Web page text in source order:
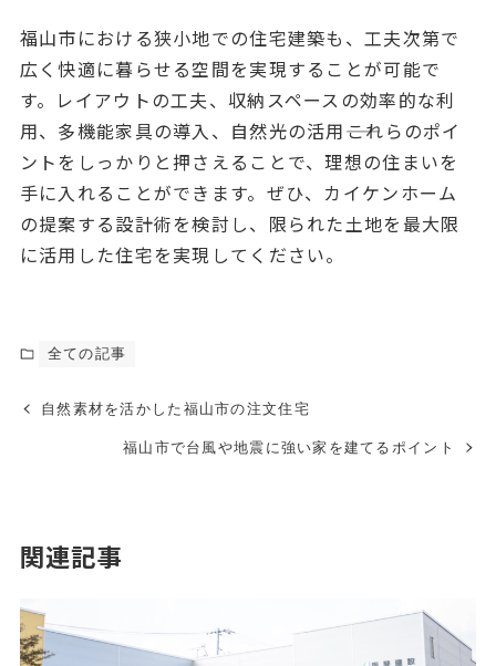
福山市における狭小地での住宅建築も、工夫次第で
広く快適に暮らせる空間を実現することが可能で
す。レイアウトの工夫、収納スペースの効率的な利
用、多機能家具の導入、自然光の活用――これらのポイ
ントをしっかりと押さえることで、理想の住まいを
手に入れることができます。ぜひ、カイケンホーム
の提案する設計術を検討し、限られた土地を最大限
に活用した住宅を実現してください。
全ての記事
自然素材を活かした福山市の注文住宅
福山市で台風や地震に強い家を建てるポイント
関連記事